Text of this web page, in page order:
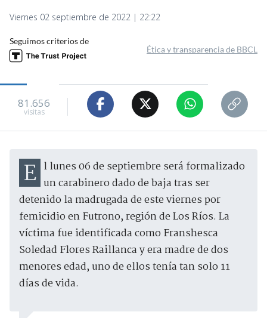
Viernes 02 septiembre de 2022 | 22:22
Seguimos criterios de
Ética y transparencia de BBCL
81.656
visitas
El lunes 06 de septiembre será formalizado un carabinero dado de baja tras ser
detenido la madrugada de este viernes por
femicidio en Futrono, región de Los Ríos. La
víctima fue identificada como Franshesca
Soledad Flores Raillanca y era madre de dos
menores edad, uno de ellos tenía tan solo 11
días de vida.